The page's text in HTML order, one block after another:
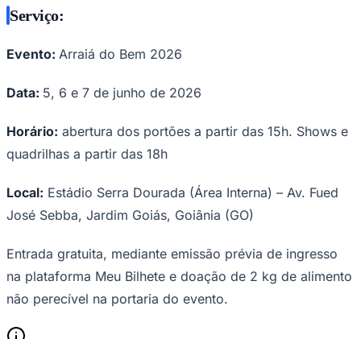
Serviço:
Evento: Arraiá do Bem 2026
Data: 5, 6 e 7 de junho de 2026
Horário: abertura dos portões a partir das 15h. Shows e
quadrilhas a partir das 18h
Local: Estádio Serra Dourada (Área Interna) – Av. Fued
José Sebba, Jardim Goiás, Goiânia (GO)
Entrada gratuita, mediante emissão prévia de ingresso
na plataforma Meu Bilhete e doação de 2 kg de alimento
não perecível na portaria do evento.